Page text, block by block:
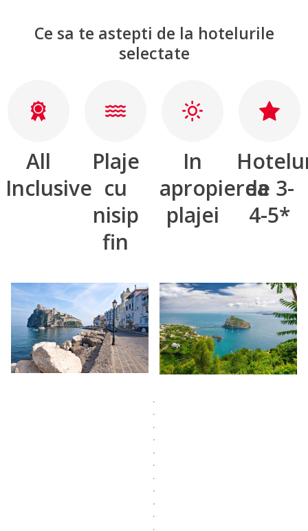
Ce sa te astepti de la hotelurile
selectate
All
Inclusive
Plaje
cu
nisip
fin
In
apropierea
plajei
de 3-
4-5*